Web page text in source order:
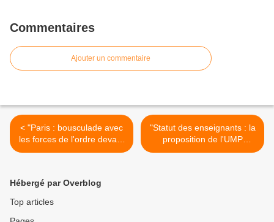
Commentaires
Ajouter un commentaire
< "Paris : bousculade avec
les forces de l'ordre devant
un lycée bloqué par des
"Statut des enseignants : la
proposition de l'UMP
inquiète les syndicats" (AFP
Hébergé par Overblog
Top articles